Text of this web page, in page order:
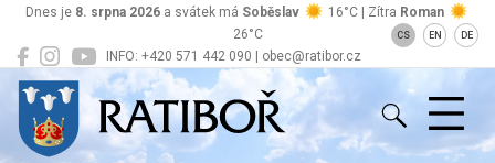
INFO: +420 571 442 090 | obec@ratibor.cz
Dnes je 8. srpna 2026 a svátek má Soběslav 16°C | Zítra Roman
26°C
CS EN DE
Ratiboř